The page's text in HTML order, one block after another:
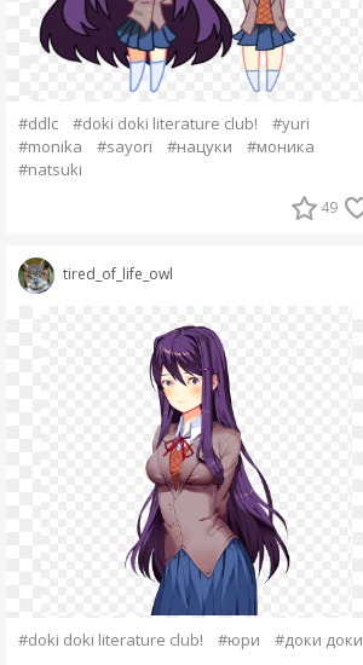
#ddlc #doki doki literature club!
#yuri
#monika
#sayori #нацуки
#моника
#natsuki
49
tired_of_life_owl
#doki doki literature club! #юри #доки доки